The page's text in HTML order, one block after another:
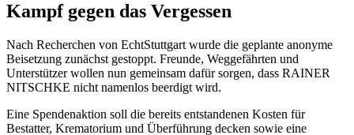
Kampf gegen das Vergessen
Nach Recherchen von EchtStuttgart wurde die geplante anonyme
Beisetzung zunächst gestoppt. Freunde, Weggefährten und
Unterstützer wollen nun gemeinsam dafür sorgen, dass RAINER
NITSCHKE nicht namenlos beerdigt wird.
Eine Spendenaktion soll die bereits entstandenen Kosten für
Bestatter, Krematorium und Überführung decken sowie eine